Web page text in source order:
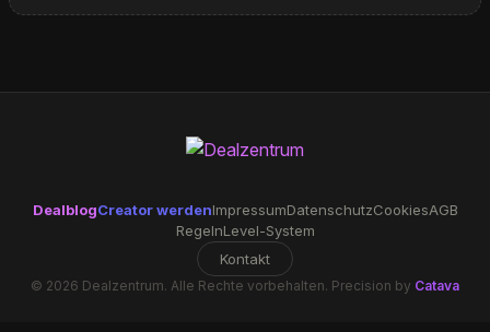
DealblogCreator werdenImpressumDatenschutzCookiesAGB
RegelnLevel-System
Kontakt
© 2026 Dealzentrum. Alle Rechte vorbehalten. Precision by Catava